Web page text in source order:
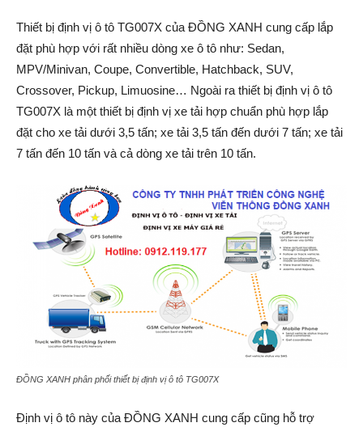
Thiết bị định vị ô tô TG007X của ĐỒNG XANH cung cấp lắp
đặt phù hợp với rất nhiều dòng xe ô tô như: Sedan,
MPV/Minivan, Coupe, Convertible, Hatchback, SUV,
Crossover, Pickup, Limuosine… Ngoài ra thiết bị định vị ô tô
TG007X là một thiết bị định vị xe tải hợp chuẩn phù hợp lắp
đặt cho xe tải dưới 3,5 tấn; xe tải 3,5 tấn đến dưới 7 tấn; xe tải
7 tấn đến 10 tấn và cả dòng xe tải trên 10 tấn.
ĐỒNG XANH phân phối thiết bị định vị ô tô TG007X
Định vị ô tô này của ĐỒNG XANH cung cấp cũng hỗ trợ